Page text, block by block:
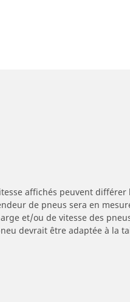
affichés peuvent
de pneus sera en
et/ou de vitesse des
devrait être adaptée à la